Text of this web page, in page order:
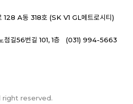
128 A동 318호 (SK V1 GL메트로시티)
첨길56번길 101, 1층 (031) 994-5663
right reserved.